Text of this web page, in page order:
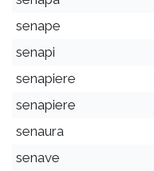
senape
senapi
senapiere
senapiere
senaura
senave